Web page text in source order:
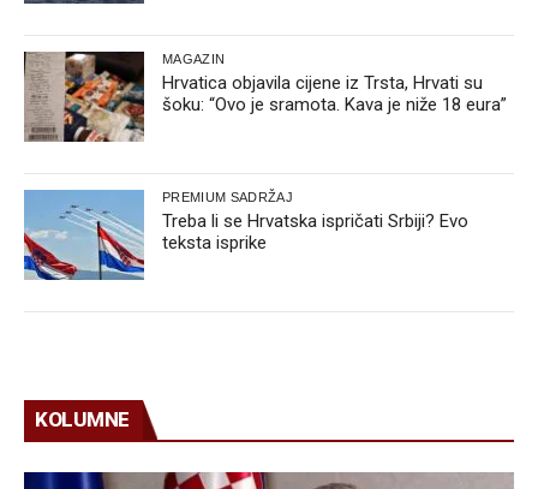
MAGAZIN
Hrvatica objavila cijene iz Trsta, Hrvati su
šoku: “Ovo je sramota. Kava je niže 18 eura”
PREMIUM SADRŽAJ
Treba li se Hrvatska ispričati Srbiji? Evo
teksta isprike
KOLUMNE